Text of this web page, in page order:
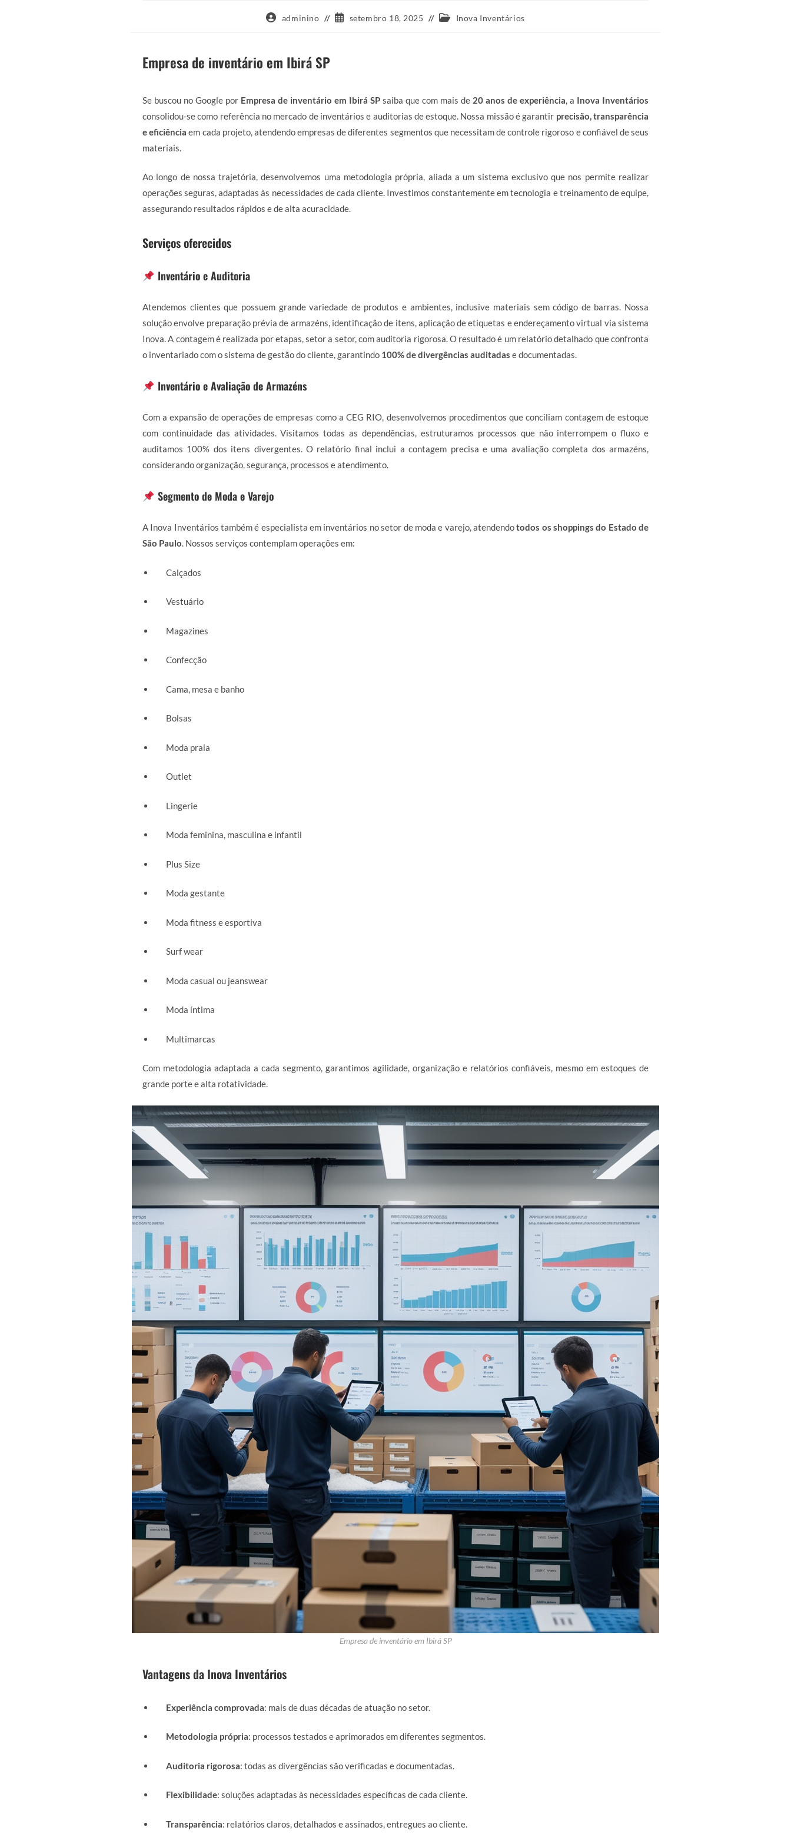
Autoradminino
Postsetembro 18, 2025
Categoria
Inova Inventários
Empresa de inventário em Ibirá SP
Se buscou no Google por Empresa de inventário em Ibirá SP saiba que com mais de 20 anos de experiência , a Inova Inventários
consolidou-se como referência no mercado de inventários e auditorias de estoque. Nossa missão é garantir precisão, transparência
e eficiência em cada projeto, atendendo empresas de diferentes segmentos que necessitam de controle rigoroso e confiável de seus
materiais.
Ao longo de nossa trajetória, desenvolvemos uma metodologia própria, aliada a um sistema exclusivo que nos permite realizar
operações seguras, adaptadas às necessidades de cada cliente. Investimos constantemente em tecnologia e treinamento de equipe,
assegurando resultados rápidos e de alta acuracidade.
Serviços oferecidos
Inventário e Auditoria
Atendemos clientes que possuem grande variedade de produtos e ambientes, inclusive materiais sem código de barras. Nossa
solução envolve preparação prévia de armazéns, identificação de itens, aplicação de etiquetas e endereçamento virtual via sistema
Inova. A contagem é realizada por etapas, setor a setor, com auditoria rigorosa. O resultado é um relatório detalhado que confronta
o inventariado com o sistema de gestão do cliente, garantindo 100% de divergências auditadas e documentadas.
Inventário e Avaliação de Armazéns
Com a expansão de operações de empresas como a CEG RIO, desenvolvemos procedimentos que conciliam contagem de estoque
com continuidade das atividades. Visitamos todas as dependências, estruturamos processos que não interrompem o fluxo e
auditamos 100% dos itens divergentes. O relatório final inclui a contagem precisa e uma avaliação completa dos armazéns,
considerando organização, segurança, processos e atendimento.
Segmento de Moda e Varejo
A Inova Inventários também é especialista em inventários no setor de moda e varejo, atendendotodos os shoppings do Estado de
São Paulo. Nossos serviços contemplam operações em:
Calçados
Vestuário
Magazines
Confecção
Cama, mesa e banho
Bolsas
Moda praia
Outlet
Lingerie
Moda feminina, masculina e infantil
Plus Size
Moda gestante
Moda fitness e esportiva
Surf wear
Moda casual ou jeanswear
Moda íntima
Multimarcas
Com metodologia adaptada a cada segmento, garantimos agilidade, organização e relatórios confiáveis, mesmo em estoques de
grande porte e alta rotatividade.
Empresa de inventário em Ibirá SP
Vantagens da Inova Inventários
Experiência comprovada: mais de duas décadas de atuação no setor.
Metodologia própria: processos testados e aprimorados em diferentes segmentos.
Auditoria rigorosa: todas as divergências são verificadas e documentadas.
Flexibilidade: soluções adaptadas às necessidades específicas de cada cliente.
Transparência: relatórios claros, detalhados e assinados, entregues ao cliente.